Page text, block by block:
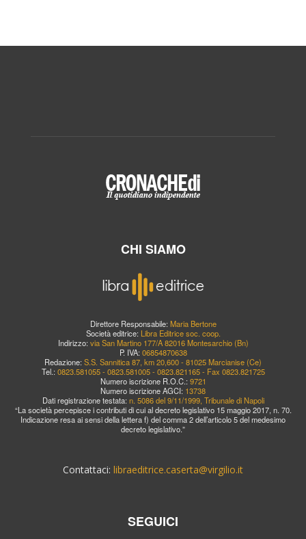
CHI SIAMO
Direttore Responsabile: Maria Bertone
Società editrice: Libra Editrice soc. coop.
Indirizzo: via San Martino 177/A 82016 Montesarchio (Bn)
P. IVA: 06854870638
Redazione: S.S. Sannitica 87, km 20,600 - 81025 Marcianise (Ce)
Tel.: 0823.581055 - 0823.581005 - 0823.821165 - Fax 0823.821725
Numero iscrizione R.O.C.: 9721
Numero iscrizione AGCI: 13738
Dati registrazione testata: n. 5086 del 9/11/1999, Tribunale di Napoli
“La società percepisce i contributi di cui al decreto legislativo 15 maggio 2017, n. 70.
Indicazione resa ai sensi della lettera f) del comma 2 dell’articolo 5 del medesimo
decreto legislativo.”
Contattaci: libraeditrice.caserta@virgilio.it
SEGUICI